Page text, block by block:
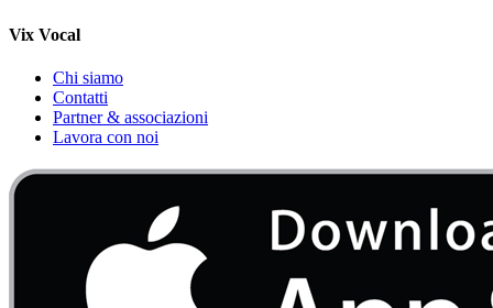
Vix Vocal
Chi siamo
Contatti
Partner & associazioni
Lavora con noi